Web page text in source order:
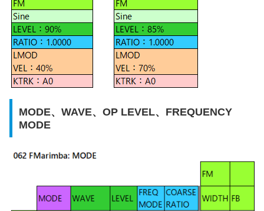
MODE、WAVE、OP LEVEL、FREQUENCY
MODE